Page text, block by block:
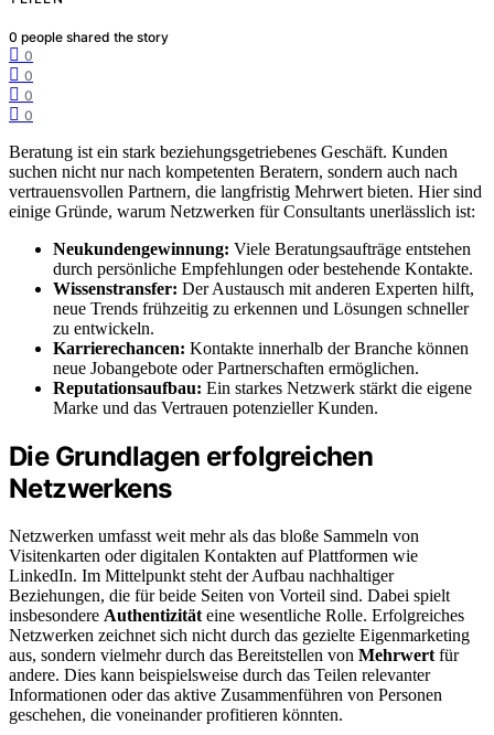
0 people shared the story
0
0
0
0
Beratung ist ein stark beziehungsgetriebenes Geschäft. Kunden
suchen nicht nur nach kompetenten Beratern, sondern auch nach
vertrauensvollen Partnern, die langfristig Mehrwert bieten. Hier sind
einige Gründe, warum Netzwerken für Consultants unerlässlich ist:
Neukundengewinnung: Viele Beratungsaufträge entstehen
durch persönliche Empfehlungen oder bestehende Kontakte.
Wissenstransfer: Der Austausch mit anderen Experten hilft,
neue Trends frühzeitig zu erkennen und Lösungen schneller
zu entwickeln.
Karrierechancen: Kontakte innerhalb der Branche können
neue Jobangebote oder Partnerschaften ermöglichen.
Reputationsaufbau: Ein starkes Netzwerk stärkt die eigene
Marke und das Vertrauen potenzieller Kunden.
Die Grundlagen erfolgreichen
Netzwerkens
Netzwerken umfasst weit mehr als das bloße Sammeln von
Visitenkarten oder digitalen Kontakten auf Plattformen wie
LinkedIn. Im Mittelpunkt steht der Aufbau nachhaltiger
Beziehungen, die für beide Seiten von Vorteil sind. Dabei spielt
insbesondere Authentizität eine wesentliche Rolle. Erfolgreiches
Netzwerken zeichnet sich nicht durch das gezielte Eigenmarketing
aus, sondern vielmehr durch das Bereitstellen von Mehrwert für
andere. Dies kann beispielsweise durch das Teilen relevanter
Informationen oder das aktive Zusammenführen von Personen
geschehen, die voneinander profitieren könnten.